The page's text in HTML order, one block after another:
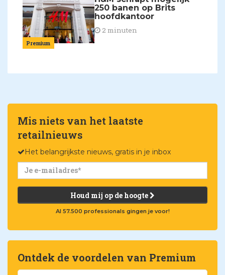
Premium
250 banen op Brits
hoofdkantoor
2 minuten
Mis niets van het laatste
retailnieuws
Het belangrijkste nieuws, gratis in je inbox
Houd mij op de hoogte
Al 57.500 professionals gingen je voor!
Ontdek de voordelen van Premium